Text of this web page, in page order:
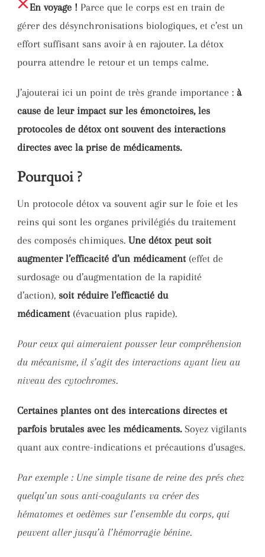
En voyage ! Parce que le corps est en train de
gérer des désynchronisations biologiques, et c’est un
effort suffisant sans avoir à en rajouter. La détox
pourra attendre le retour et un temps calme.
J’ajouterai ici un point de très grande importance : à
cause de leur impact sur les émonctoires, les
protocoles de détox ont souvent des interactions
directes avec la prise de médicaments.
Pourquoi ?
Un protocole détox va souvent agir sur le foie et les
reins qui sont les organes privilégiés du traitement
des composés chimiques. Une détox peut soit
augmenter l’efficacité d’un médicament(effet de
surdosage ou d’augmentation de la rapidité
d’action), soit réduire l’efficactié du
médicament(évacuation plus rapide).
Pour ceux qui aimeraient pousser leur compréhension
du mécanisme, il s’agit des interactions ayant lieu au
niveau des cytochromes.
Certaines plantes ont des intercations directes et
parfois brutales avec les médicaments.Soyez vigilants
quant aux contre-indications et précautions d’usages.
Par exemple : Une simple tisane de reine des prés chez
quelqu’un sous anti-coagulants va créer des
hématomes et oedèmes sur l’ensemble du corps, qui
peuvent aller jusqu’à l’hémorragie bénine.